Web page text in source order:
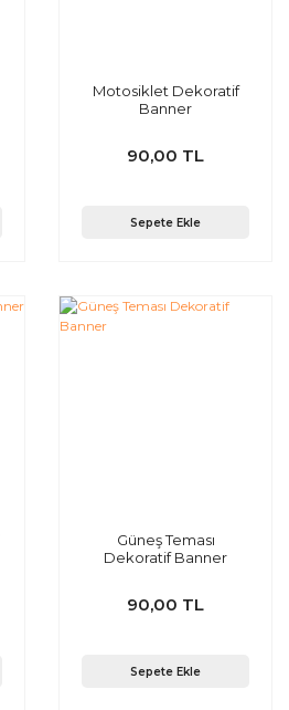
Motosiklet Dekoratif
Banner
90,00 TL
Sepete Ekle
Güneş Teması
Dekoratif Banner
90,00 TL
Sepete Ekle